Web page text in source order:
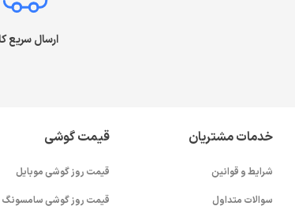
ارسال سریع
خدمات مشتریان
شرایط و قوانین
سوالات متداول
قیمت گوشی
قیمت روز گوشی موبایل
قیمت روز گوشی سامسونگ